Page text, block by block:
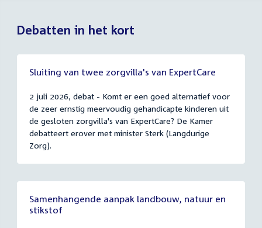
Debatten in het kort
Sluiting van twee zorgvilla's van ExpertCare
2 juli 2026, debat - Komt er een goed alternatief voor
de zeer ernstig meervoudig gehandicapte kinderen uit
de gesloten zorgvilla's van ExpertCare? De Kamer
debatteert erover met minister Sterk (Langdurige
Zorg).
Samenhangende aanpak landbouw, natuur en
stikstof